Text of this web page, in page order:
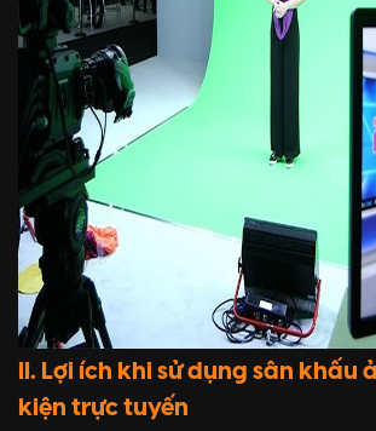
II. Lợi ích khi sử dụng sân khấu ảo trong sự
kiện trực tuyến